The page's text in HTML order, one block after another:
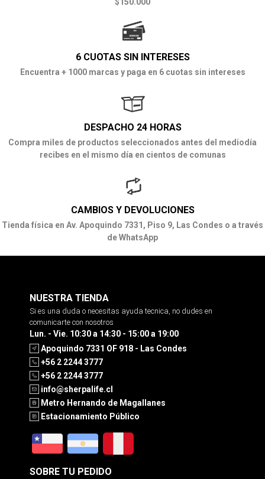
6 CUOTAS SIN INTERESES
Encuentra + 1000 marcas y paga en 6 cuotas sin intereses
DESPACHO 24 HORAS
Compra miles de productos seleccionados antes del mediodía
recibes en el mismo día en cientos de comunas
CAMBIOS Y DEVOLUCIONES
Tienda física en Av. Apoquindo 7331, Piso 9, Las Condes o a través
de WhatsApp
NUESTRA TIENDA
Si es una duda o necesitas ayuda tecnica, no dudes en
comunicarte con nosotros
Lun. - Vie. 10:30 a 14:30 - 15:00 a 19:00
Apoquindo 7331 OF 918 - Las Condes
+56 2 2244 3777
+56 2 2244 3777
info@sherpalife.cl
Metro Hernando de Magallanes
Estacionamiento Público
SOBRE TU PEDIDO